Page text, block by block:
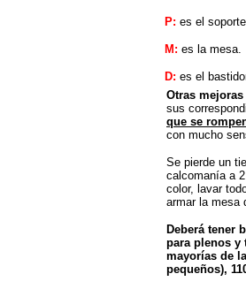
P: es el
M: es la mesa.
D: es el
Otras mejoras
sus
que se
con mucho
Se pierde un
calcomanía a
color, lavar
armar la mesa
Deberá tener
para plenos y
mayorías de
pequeños),